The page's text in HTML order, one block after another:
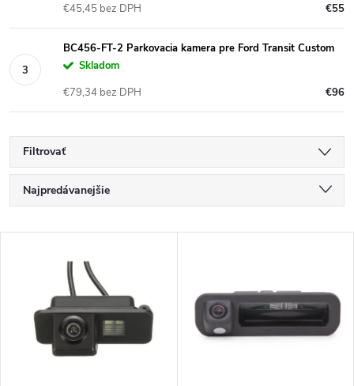
€55
€45,45 bez DPH
BC456-FT-2 Parkovacia kamera pre Ford Transit Custom
Skladom
€96
€79,34 bez DPH
Filtrovať
R
a
Najpredávanejšie
Abecedne